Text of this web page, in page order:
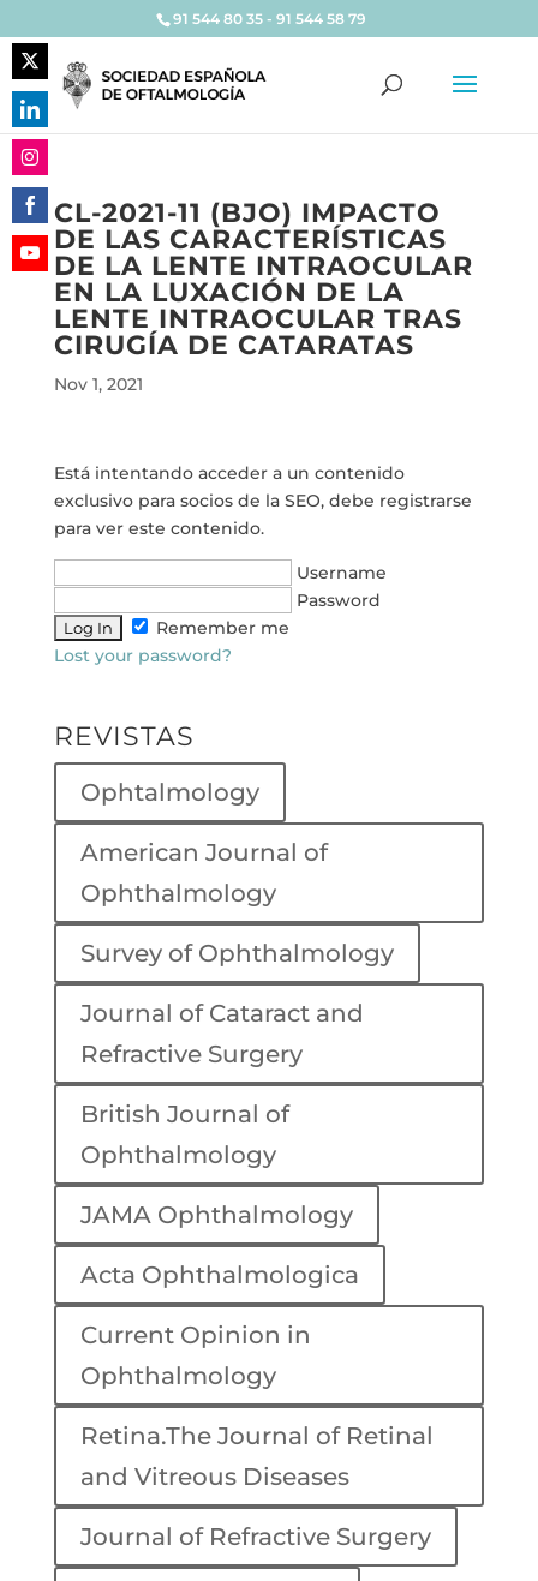
91 544 80 35 - 91 544 58 79
CL-2021-11 (BJO) IMPACTO
DE LAS CARACTERÍSTICAS
DE LA LENTE INTRAOCULAR
EN LA LUXACIÓN DE LA
LENTE INTRAOCULAR TRAS
CIRUGÍA DE CATARATAS
Nov 1, 2021
Está intentando acceder a un contenido
exclusivo para socios de la SEO, debe registrarse
para ver este contenido.
Username
Password
Remember me
Lost your password?
REVISTAS
Ophtalmology
American Journal of
Ophthalmology
Survey of Ophthalmology
Journal of Cataract and
Refractive Surgery
British Journal of
Ophthalmology
JAMA Ophthalmology
Acta Ophthalmologica
Current Opinion in
Ophthalmology
Retina.The Journal of Retinal
and Vitreous Diseases
Journal of Refractive Surgery
Share
on
Twitter
Share
on
LinkedIn
Share
on
Instagram
Share
on
Facebook
Share
YouTube